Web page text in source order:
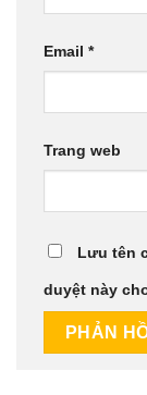
Email *
Trang web
Lưu tên
duyệt này